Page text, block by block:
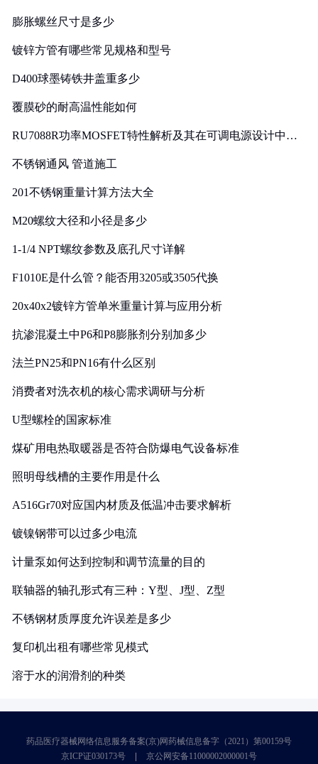
膨胀螺丝尺寸是多少
镀锌方管有哪些常见规格和型号
D400球墨铸铁井盖重多少
覆膜砂的耐高温性能如何
RU7088R功率MOSFET特性解析及其在可调电源设计中的
不锈钢通风 管道施工
201不锈钢重量计算方法大全
M20螺纹大径和小径是多少
1-1/4 NPT螺纹参数及底孔尺寸详解
F1010E是什么管？能否用3205或3505代换
20x40x2镀锌方管单米重量计算与应用分析
抗渗混凝土中P6和P8膨胀剂分别加多少
法兰PN25和PN16有什么区别
消费者对洗衣机的核心需求调研与分析
U型螺栓的国家标准
煤矿用电热取暖器是否符合防爆电气设备标准
照明母线槽的主要作用是什么
A516Gr70对应国内材质及低温冲击要求解析
镀镍钢带可以过多少电流
计量泵如何达到控制和调节流量的目的
联轴器的轴孔形式有三种：Y型、J型、Z型
不锈钢材质厚度允许误差是多少
复印机出租有哪些常见模式
溶于水的润滑剂的种类
药品医疗器械网络信息服务备案(京)网药械信息备字（2021）第00159号
京ICP证030173号
京公网安备11000002000001号